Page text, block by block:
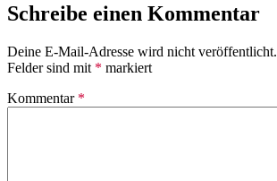
Schreibe einen Kommentar
Deine E-Mail-Adresse wird nicht veröffentlicht.
Felder sind mit * markiert
Kommentar *